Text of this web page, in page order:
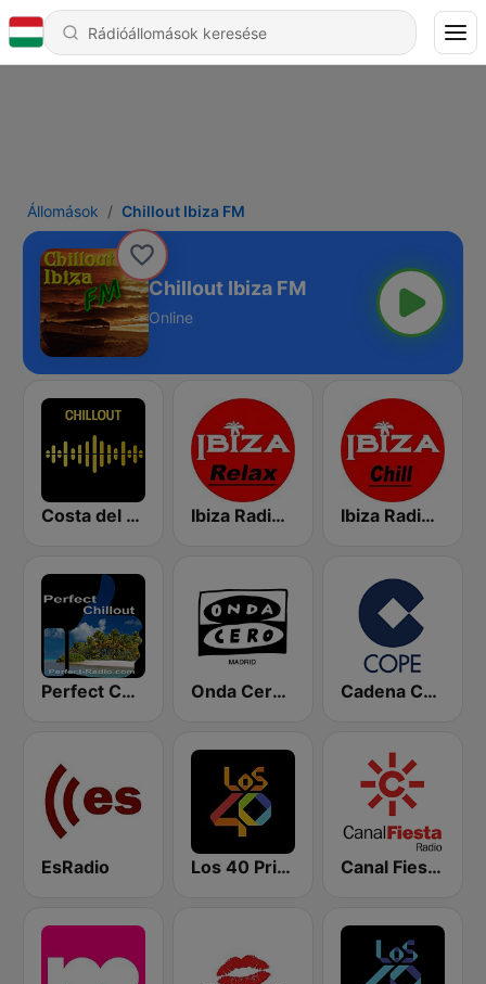
Állomások Chillout Ibiza FM
Chillout Ibiza FM
Online
Costa del Mar Chillout Ibiza Radios - Relax Ibiza Radios - Chill
Perfect Chillout Onda Cero Madrid Cadena COPE
EsRadio Los 40 Principales Canal Fiesta Radio